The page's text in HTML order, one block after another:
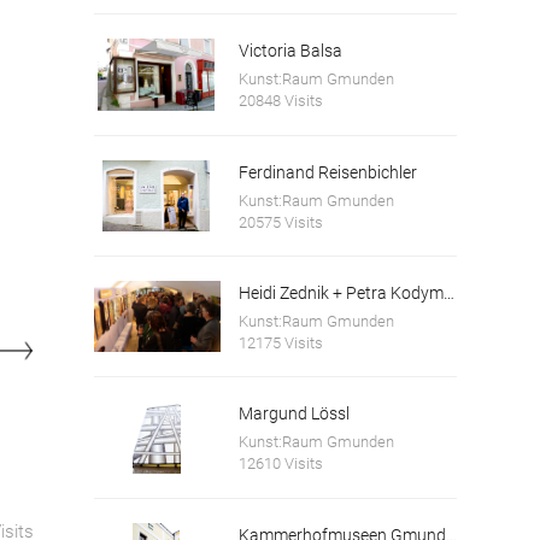
Victoria Balsa
Kunst:Raum Gmunden
20848 Visits
Ferdinand Reisenbichler
Kunst:Raum Gmunden
20575 Visits
Kunst:Raum Gmunden
12175 Visits
Margund Lössl
Kunst:Raum Gmunden
12610 Visits